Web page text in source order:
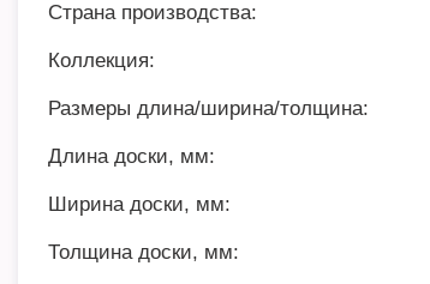
Страна производства:
Коллекция:
Размеры длина/ширина/толщина:
Длина доски, мм:
Ширина доски, мм:
Толщина доски, мм: